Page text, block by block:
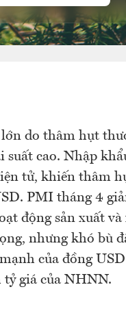
do thâm hụt
cao. Nhập
tử, khiến thâm
PMI tháng 4
động sản xuất
nhưng khó bù
của đồng
tỷ giá của NHNN.